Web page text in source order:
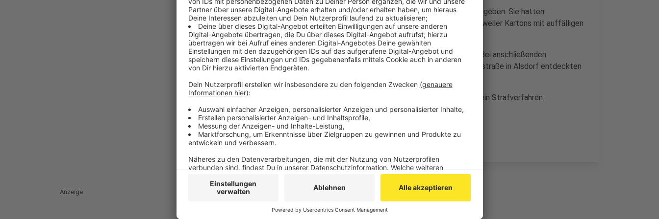
Zeugen hatten den Beamten am Freitagnachmittag einen Tipp gegeben. Sie hatten
beobachtet, wie mehrere Menschen in einem Wohngebiet in Eschweiler Kartons mit auffälligen
Pflanzen in einen Transporter luden.
Die Polizei kontrollierte den Wagen und fand viele Hanfpflanzen. Bei anschließenden
Durchsuchungen in der Nickelstraße in Eschweiler und in der Annastraße in Alsdorf entdeckten
Ein Tatverdächtiger wurde festgenommen. Gegen ihn läuft jetzt ein Strafverfahren.
Anzeige
Anzeige